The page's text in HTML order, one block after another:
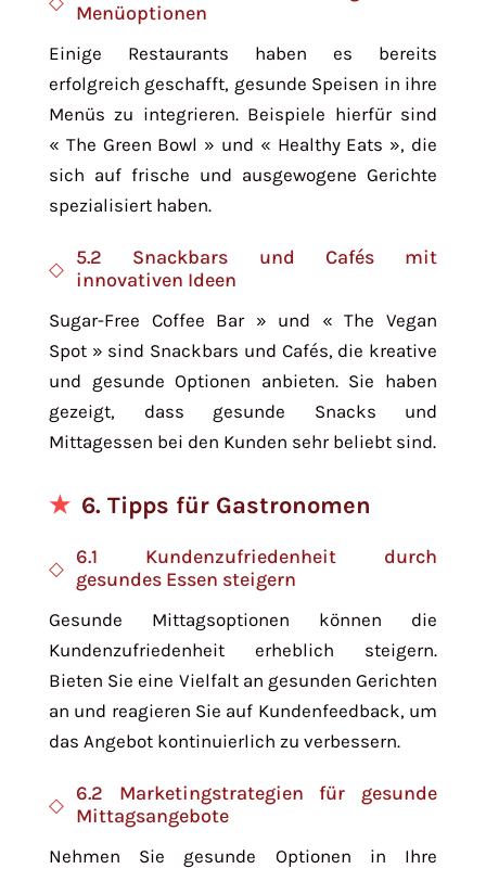
Menüoptionen
Einige Restaurants haben es bereits
erfolgreich geschafft, gesunde Speisen in ihre
Menüs zu integrieren. Beispiele hierfür sind
« The Green Bowl » und « Healthy Eats », die
sich auf frische und ausgewogene Gerichte
spezialisiert haben.
5.2 Snackbars und Cafés mit
innovativen Ideen
Sugar-Free Coffee Bar » und « The Vegan
Spot » sind Snackbars und Cafés, die kreative
und gesunde Optionen anbieten. Sie haben
gezeigt, dass gesunde Snacks und
Mittagessen bei den Kunden sehr beliebt sind.
6. Tipps für Gastronomen
6.1 Kundenzufriedenheit durch
gesundes Essen steigern
Gesunde Mittagsoptionen können die
Kundenzufriedenheit erheblich steigern.
Bieten Sie eine Vielfalt an gesunden Gerichten
an und reagieren Sie auf Kundenfeedback, um
das Angebot kontinuierlich zu verbessern.
6.2 Marketingstrategien für gesunde
Mittagsangebote
Nehmen Sie gesunde Optionen in Ihre